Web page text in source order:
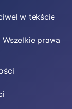
w tekście
prawa